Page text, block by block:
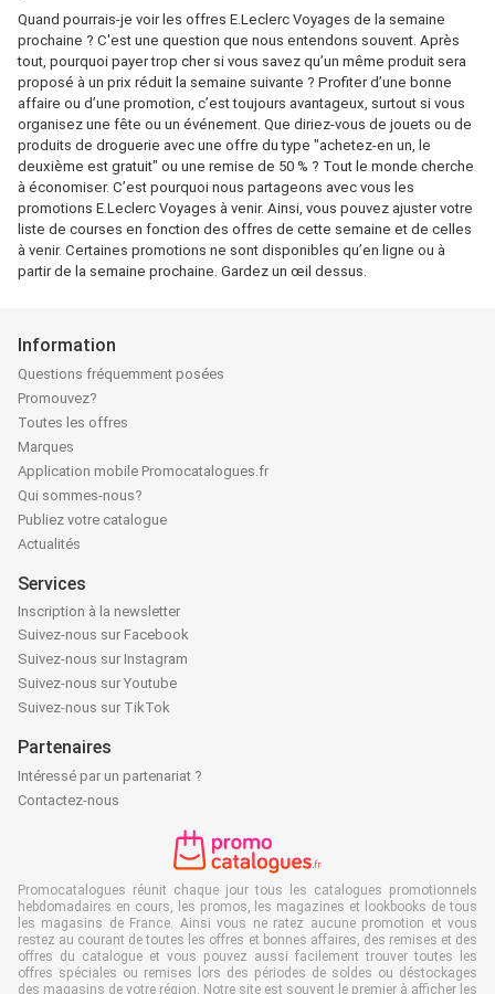
Quand pourrais-je voir les offres E.Leclerc Voyages de la semaine
prochaine ? C'est une question que nous entendons souvent. Après
tout, pourquoi payer trop cher si vous savez qu’un même produit sera
proposé à un prix réduit la semaine suivante ? Profiter d’une bonne
affaire ou d’une promotion, c’est toujours avantageux, surtout si vous
organisez une fête ou un événement. Que diriez-vous de jouets ou de
produits de droguerie avec une offre du type "achetez-en un, le
deuxième est gratuit" ou une remise de 50 % ? Tout le monde cherche
à économiser. C’est pourquoi nous partageons avec vous les
promotions E.Leclerc Voyages à venir. Ainsi, vous pouvez ajuster votre
liste de courses en fonction des offres de cette semaine et de celles
à venir. Certaines promotions ne sont disponibles qu’en ligne ou à
partir de la semaine prochaine. Gardez un œil dessus.
Information
Questions fréquemment posées
Promouvez?
Toutes les offres
Marques
Application mobile Promocatalogues.fr
Qui sommes-nous?
Publiez votre catalogue
Actualités
Services
Inscription à la newsletter
Suivez-nous sur Facebook
Suivez-nous sur Instagram
Suivez-nous sur Youtube
Suivez-nous sur TikTok
Partenaires
Intéressé par un partenariat ?
Contactez-nous
Promocatalogues réunit chaque jour tous les catalogues promotionnels
hebdomadaires en cours, les promos, les magazines et lookbooks de tous
les magasins de France. Ainsi vous ne ratez aucune promotion et vous
restez au courant de toutes les offres et bonnes affaires, des remises et des
offres du catalogue et vous pouvez aussi facilement trouver toutes les
offres spéciales ou remises lors des périodes de soldes ou déstockages
des magasins de votre région. Notre site est souvent le premier à afficher les